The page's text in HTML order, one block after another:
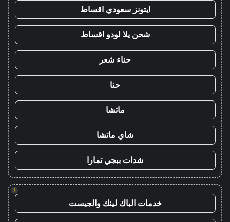
ايتونز سعودي اقساط
شحن يلا لودو اقساط
حناء شعر
حنا
ماتشا
شاي ماتشا
شدات ببجي تمارا
!
خدمات الباك لينك والجيست